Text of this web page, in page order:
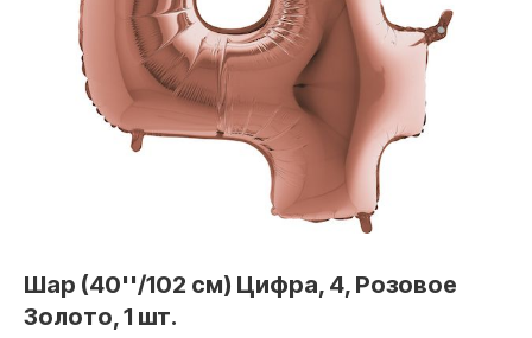
Шар (40''/102 см) Цифра, 4, Розовое
Золото, 1 шт.